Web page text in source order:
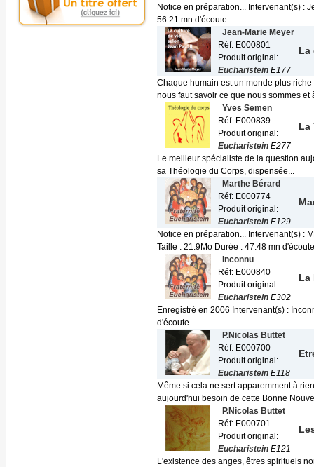
Notice en préparation... Intervenant(s) :
56:21 mn d'écoute
Jean-Marie Meyer
Réf: E000801
Produit original:
Eucharistein E177
La
Chaque humain est un monde plus
nous faut savoir ce que nous sommes et
Yves Semen
Réf: E000839
Produit original:
Eucharistein E277
La
Le meilleur spécialiste de la question
sa Théologie du Corps, dispensée...
Marthe Bérard
Réf: E000774
Produit original:
Eucharistein E129
Notice en préparation... Intervenant(s) :
Taille : 21.9Mo Durée : 47:48 mn d'écoute
Inconnu
Réf: E000840
Produit original:
Eucharistein E302
La
Enregistré en 2006 Intervenant(s) :
d'écoute
P.Nicolas Buttet
Réf: E000700
Produit original:
Eucharistein E118
Même si cela ne sert apparemment à
aujourd'hui besoin de cette Bonne
P.Nicolas Buttet
Réf: E000701
Produit original:
Eucharistein E121
L'existence des anges, êtres spirituels